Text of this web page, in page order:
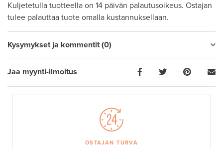
Kuljetetulla tuotteella on 14 päivän palautusoikeus. Ostajan
tulee palauttaa tuote omalla kustannuksellaan.
Kysymykset ja kommentit (0)
Jaa myynti-ilmoitus
OSTAJAN TURVA